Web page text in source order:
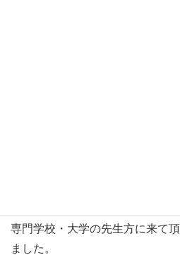
専門学校・大学の先生方に来て
ました。